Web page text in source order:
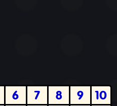
6 7 8 9
10